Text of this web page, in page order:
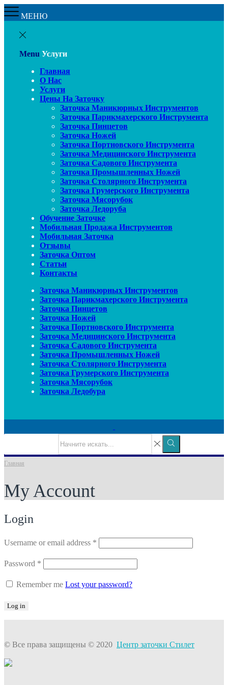
МЕНЮ
Menu Услуги
Главная
О Нас
Услуги
Цены На Заточку
Заточка Маникюрных Инструментов
Заточка Парикмахерского Инструмента
Заточка Пинцетов
Заточка Ножей
Заточка Портновского Инструмента
Заточка Медицинского Инструмента
Заточка Садового Инструмента
Заточка Промышленных Ножей
Заточка Столярного Инструмента
Заточка Грумерского Инструмента
Заточка Мясорубок
Заточка Ледоруба
Обучение Заточке
Мобильная Продажа Инструментов
Мобильная Заточка
Отзывы
Заточка Оптом
Статьи
Контакты
Заточка Маникюрных Инструментов
Заточка Парикмахерского Инструмента
Заточка Пинцетов
Заточка Ножей
Заточка Портновского Инструмента
Заточка Медицинского Инструмента
Заточка Садового Инструмента
Заточка Промышленных Ножей
Заточка Столярного Инструмента
Заточка Грумерского Инструмента
Заточка Мясорубок
Заточка Ледобура
Главная
My Account
Login
Username or email address *
Password *
Remember me Lost your password?
Log in
© Все права защищены © 2020 Центр заточки Стилет